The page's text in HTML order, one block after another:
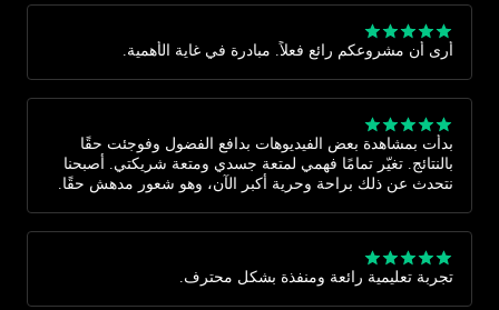
أرى أن مشروعكم رائع فعلاً. مبادرة في غاية الأهمية.
بدأت بمشاهدة بعض الفيديوهات بدافع الفضول وفوجئت حقًا
بالنتائج. تغيّر تمامًا فهمي لمتعة جسدي ومتعة شريكتي. أصبحنا
نتحدث عن ذلك براحة وحرية أكبر الآن، وهو شعور مدهش حقًا.
تجربة تعليمية رائعة ومنفذة بشكل محترف.